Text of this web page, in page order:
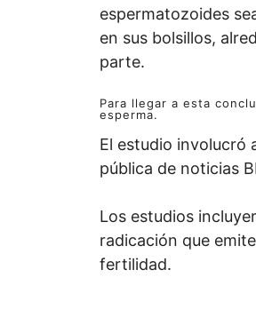
espermatozoides
en sus bolsillos,
parte.
Para llegar a esta
esperma.
El estudio involucró
pública de noticias
Los estudios
radicación que
fertilidad.